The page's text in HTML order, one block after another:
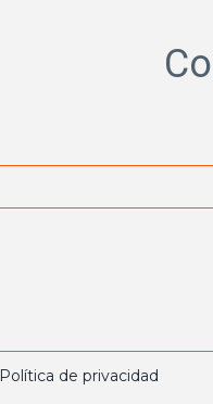
Política de privacidad